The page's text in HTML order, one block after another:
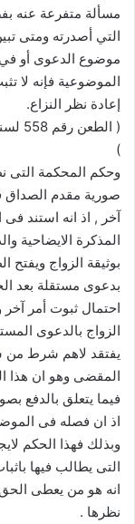
مسألة متفرعة عنه
التي أصدرته ومتى
موضوع الدعوى أو في
الموضوعية فإنه لا
إعادة نظر النزاع.
)
وحكم المحكمة
صورية مقدم الصداق
آخر , اذ انه استند
المذكرة الايضاحية
بوثيقة الزواج
بدعوى مستقلة بعد
احتمال ثبوت أمر
الزواج بالدعوى
يفتقد لاهم شرط من
المقضى وهو ان هذا
فيما يتعلق بالدفع
اذ ان فصله فى
وبذلك فهذا الحكم
التى يطالب فيها
انه هو من يعطى
نظرها .